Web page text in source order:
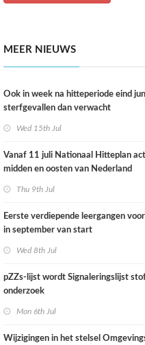
MEER NIEUWS
Ook in week na hitteperiode eind
sterfgevallen dan verwacht
Wed 15th Jul
Vanaf 11 juli Nationaal Hitteplan
midden en oosten van Nederland
Thu 9th Jul
Eerste verdiepende leergangen
in september van start
Wed 8th Jul
pZZs-lijst wordt Signaleringslijst
onderzoek
Mon 6th Jul
Wijzigingen in het stelsel